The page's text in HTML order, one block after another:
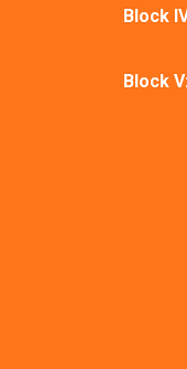
Block
Block